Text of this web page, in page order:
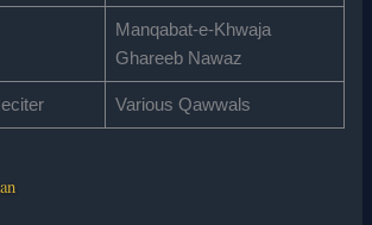
Manqabat-e-Khwaja
Ghareeb Nawaz
Various Qawwals